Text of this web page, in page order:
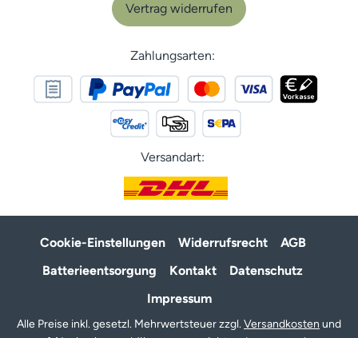
Vertrag widerrufen
Zahlungsarten:
Versandart:
Cookie-Einstellungen Widerrufsrecht
AGB
Batterieentsorgung
Kontakt
Datenschutz
Impressum
Alle Preise inkl. gesetzl. Mehrwertsteuer zzgl. Versandkosten und